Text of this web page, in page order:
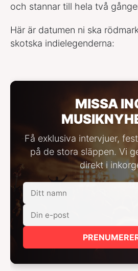
och stannar till hela två
Här är datumen ni ska
skotska indielegenderna:
MISSA
Få exklusiva intervjuer,
på de stora släppen. Vi
direkt i